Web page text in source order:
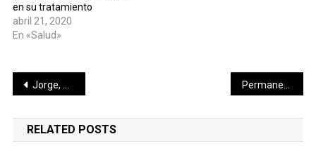
en su tratamiento
abril 21, 2020
En «Salud»
Navegación
de
entradas
Jorge, un bebé prematuro de 23 semanas y 580 gramos de peso supera la COVID-19 en Perú
RELATED POSTS